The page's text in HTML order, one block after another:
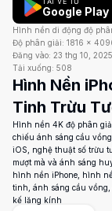
Google Play
Hình nền di động độ
Độ phân giải: 1816 ×
Đăng vào: 23 thg 10, 2025
Tải xuống: 508
Hình Nền
Tinh Trừu
Hình nền 4K độ phân
chiếu ánh sáng cầu
iOS, nghệ thuật số trừu
mượt mà và ánh sáng
hình nền iPhone, hình
tinh, ánh sáng cầu
kế lăng kính